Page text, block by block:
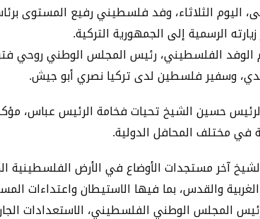
اليوم الثلاثاء، وفد فلسطيني رفيع المستوى
زيارته الرسمية إلى الجمهورية التركية.
الفلسطيني، رئيس المجلس الوطني روحي
وسفير فلسطين لدى تركيا نصري أبو جيش.
حسين الشيخ تحيات فخامة الرئيس عباس،
في مختلف المحافل الدولية.
آخر مستجدات الأوضاع في الأرض الفلسطينية
والقدس، بما فيها الاستيطان واعتداءات